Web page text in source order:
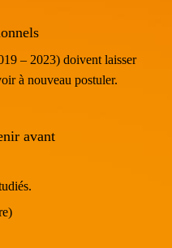
– 2023) doivent laisser
à nouveau postuler.
avant